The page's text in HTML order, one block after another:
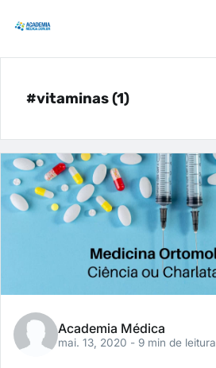
#vitaminas (1)
Academia Médica
mai. 13, 2020 - 9 min de leitura